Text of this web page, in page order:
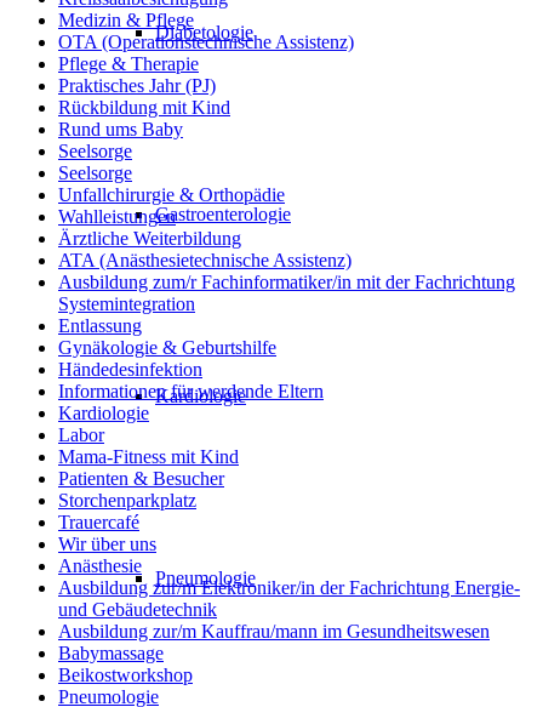
Diabetologie
Gastroenterologie
Kardiologie
Pneumologie
Medizin & Pflege
OTA (Operationstechnische Assistenz)
Pflege & Therapie
Praktisches Jahr (PJ)
Rückbildung mit Kind
Rund ums Baby
Seelsorge
Seelsorge
Unfallchirurgie & Orthopädie
Wahlleistungen
Ärztliche Weiterbildung
ATA (Anästhesietechnische Assistenz)
Ausbildung zum/r Fachinformatiker/in mit der Fachrichtung
Systemintegration
Entlassung
Gynäkologie & Geburtshilfe
Händedesinfektion
Informationen für werdende Eltern
Kardiologie
Labor
Mama-Fitness mit Kind
Patienten & Besucher
Storchenparkplatz
Trauercafé
Wir über uns
Anästhesie
Ausbildung zur/m Elektroniker/in der Fachrichtung Energie-
und Gebäudetechnik
Ausbildung zur/m Kauffrau/mann im Gesundheitswesen
Babymassage
Beikostworkshop
Pneumologie